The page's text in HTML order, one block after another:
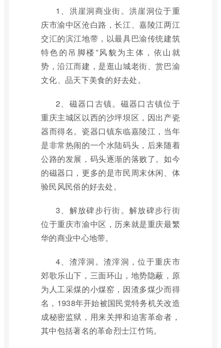
1、洪崖洞商业街。洪崖洞位于重
庆市渝中区沧白路，长江、嘉陵江两江
交汇的滨江地带，以最具巴渝传统建筑
特色的吊脚楼”风貌为主体，依山就
势，沿江而建，是逛山城老街、赏巴渝
文化、品天下美食的好去处。
2、磁器口古镇。磁器口古镇位于
重庆主城区以西的沙坪坝区，因出产瓷
器而得名。瓷器口镇东临嘉陵江，当年
是非常热闹的一个水陆码头，后来随着
公路的发展，码头逐渐的落败了。如今
的磁器口，更多的是市民周末休闲、体
验民风民俗的好去处。
3、解放碑步行街。解放碑步行街
位于重庆市渝中区，历来就是重庆最繁
华的商业中心地带。
4、渣滓洞。渣滓洞，位于重庆市
郊歌乐山下，三面环山，地势隐蔽，原
为人工采煤的小煤窑，因渣多煤少而得
名，1938年开始被国民党特务机关改造
成秘密监狱，用来关押和迫害革命者，
其中包括著名的革命烈士江竹筠。